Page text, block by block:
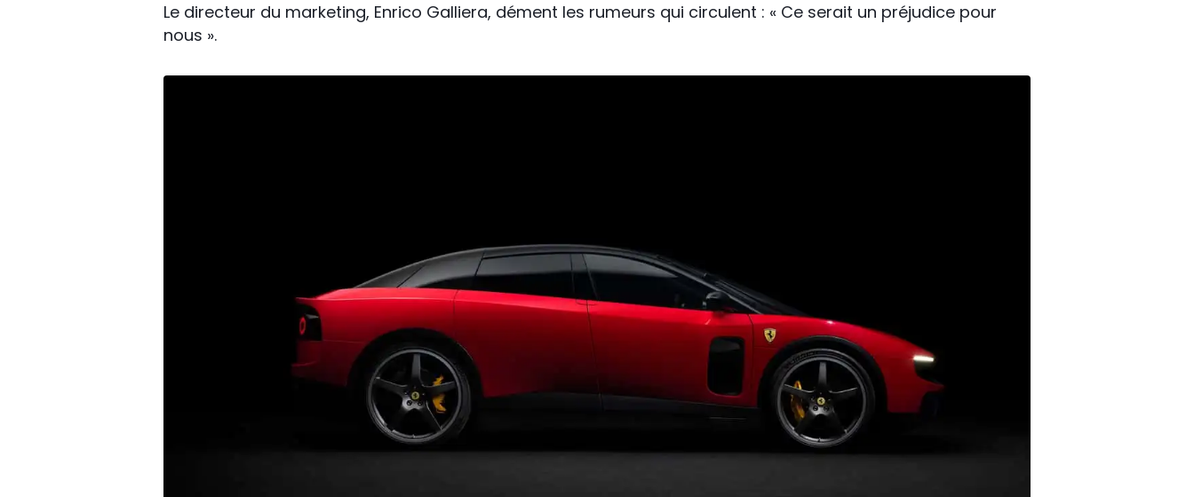
Le directeur du marketing, Enrico Galliera, dément les rumeurs qui circulent : « Ce serait un préjudice pour
nous ».